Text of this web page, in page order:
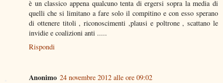
è un classico appena qualcuno tenta di ergersi sopra la media di
quelli che si limitano a fare solo il compitino e con esso sperano
di ottenere titoli , riconoscimenti ,plausi e poltrone , scattano le
invidie e coalizioni anti .....
Rispondi
Anonimo 24 novembre 2012 alle ore 09:02